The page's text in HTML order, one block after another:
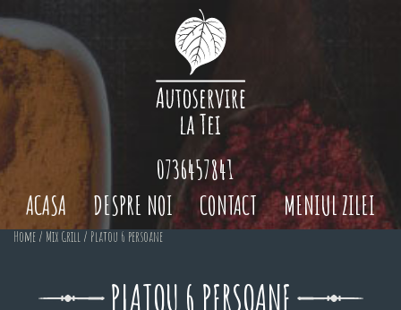
ACASA DESPRE NOI CONTACT MENIUL ZILEI
0736457841
Home / Mix Grill / Platou 6 persoane
PLATOU 6 PERSOANE